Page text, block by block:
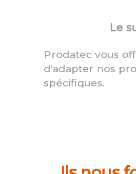
Le
Prodatec vous
d’adapter nos
spécifiques.